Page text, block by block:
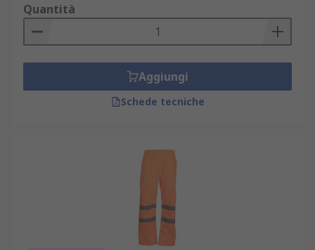
Quantità
Aggiungi
Schede tecniche